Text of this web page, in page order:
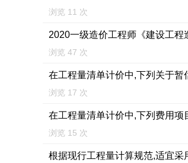
浏览 11 次
2020一级造价工程师《建设工程
浏览 47 次
在工程量清单计价中,下列关于暂
浏览 17 次
在工程量清单计价中,下列费用项
浏览 15 次
根据现行工程量计算规范,适宜